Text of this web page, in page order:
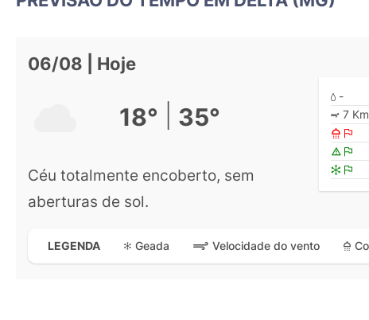
06/08 | Hoje
18° 35°
Céu totalmente encoberto, sem
aberturas de sol.
-
7
LEGENDA Geada Velocidade do vento